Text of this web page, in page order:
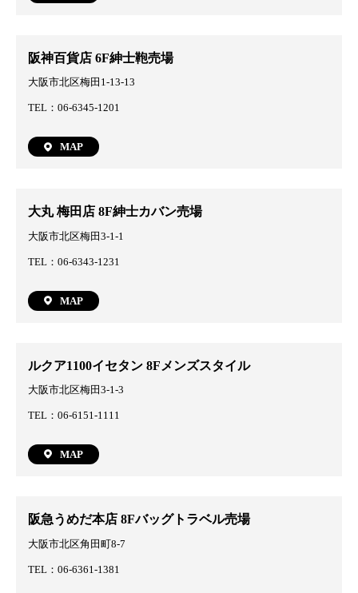
阪神百貨店 6F紳士鞄売場
大阪市北区梅田1-13-13
TEL：06-6345-1201
MAP
大丸 梅田店 8F紳士カバン売場
大阪市北区梅田3-1-1
TEL：06-6343-1231
MAP
ルクア1100イセタン 8Fメンズスタイル
大阪市北区梅田3-1-3
TEL：06-6151-1111
MAP
阪急うめだ本店 8Fバッグトラベル売場
大阪市北区角田町8-7
TEL：06-6361-1381